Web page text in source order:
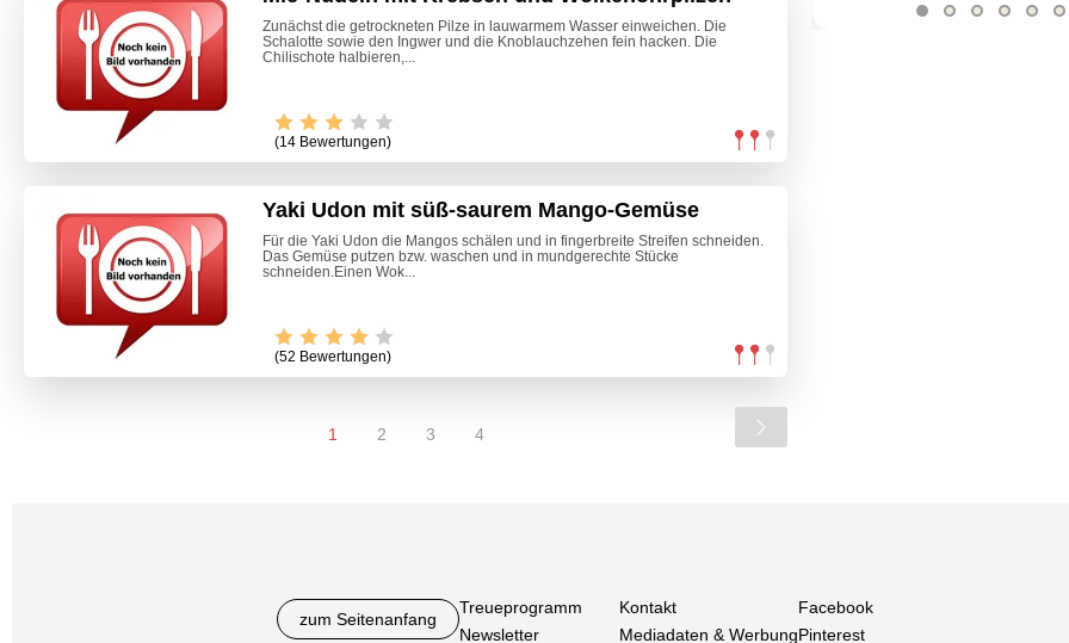
Zunächst die getrockneten Pilze in lauwarmem Wasser einweichen. Die
Schalotte sowie den Ingwer und die Knoblauchzehen fein hacken. Die
Chilischote halbieren,...
(14 Bewertungen)
Yaki Udon mit süß-saurem Mango-Gemüse
Für die Yaki Udon die Mangos schälen und in fingerbreite Streifen schneiden.
Das Gemüse putzen bzw. waschen und in mundgerechte Stücke
schneiden.Einen Wok...
(52 Bewertungen)
1 2 3 4
zum Seitenanfang
Treueprogramm
Newsletter
Kontakt
Mediadaten & Werbung
Facebook
Pinterest